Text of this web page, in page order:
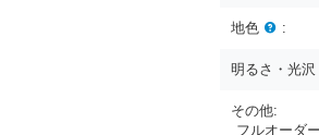
地色 :
明るさ・光沢
その他:
フルオーダ